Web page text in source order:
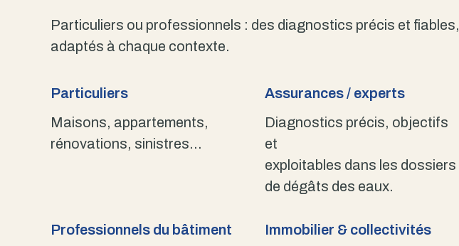
Particuliers ou professionnels : des diagnostics précis et fiables,
adaptés à chaque contexte.
Particuliers
Maisons, appartements,
rénovations, sinistres…
Assurances / experts
Diagnostics précis, objectifs
et
exploitables dans les dossiers
de dégâts des eaux.
Professionnels du bâtiment
Immobilier & collectivités